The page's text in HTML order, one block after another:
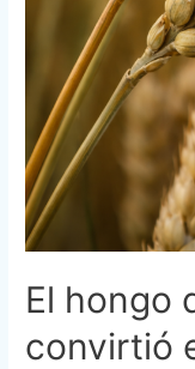
El hongo
convirtió